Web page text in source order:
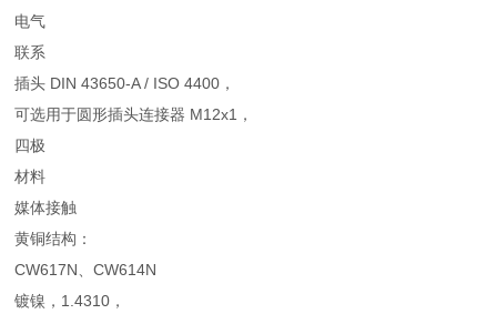
电气
联系
插头 DIN 43650-A / ISO 4400，
可选用于圆形插头连接器 M12x1，
四极
材料
媒体接触
黄铜结构：
CW617N、CW614N
镀镍，1.4310，